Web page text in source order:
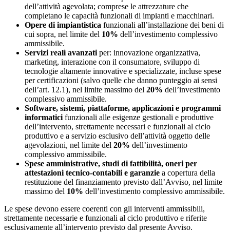
dell’attività agevolata; comprese le attrezzature che
completano le capacità funzionali di impianti e macchinari.
Opere di impiantistica funzionali all’installazione dei beni di
cui sopra, nel limite del 10% dell’investimento complessivo
ammissibile.
Servizi reali avanzati per: innovazione organizzativa,
marketing, interazione con il consumatore, sviluppo di
tecnologie altamente innovative e specializzate, incluse spese
per certificazioni (salvo quelle che danno punteggio ai sensi
dell’art. 12.1), nel limite massimo del 20% dell’investimento
complessivo ammissibile.
Software, sistemi, piattaforme, applicazioni e programmi
informatici funzionali alle esigenze gestionali e produttive
dell’intervento, strettamente necessari e funzionali al ciclo
produttivo e a servizio esclusivo dell’attività oggetto delle
agevolazioni, nel limite del 20% dell’investimento
complessivo ammissibile.
Spese amministrative, studi di fattibilità, oneri per
attestazioni tecnico-contabili e garanzie a copertura della
restituzione del finanziamento previsto dall’Avviso, nel limite
massimo del 10% dell’investimento complessivo ammissibile.
Le spese devono essere coerenti con gli interventi ammissibili,
strettamente necessarie e funzionali al ciclo produttivo e riferite
esclusivamente all’intervento previsto dal presente Avviso.